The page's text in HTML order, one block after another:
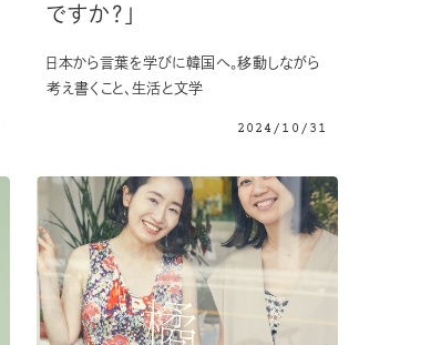
ですか？」
日本から言葉を学びに韓国へ。移動しながら
考え書くこと、生活と文学
2024/10/31